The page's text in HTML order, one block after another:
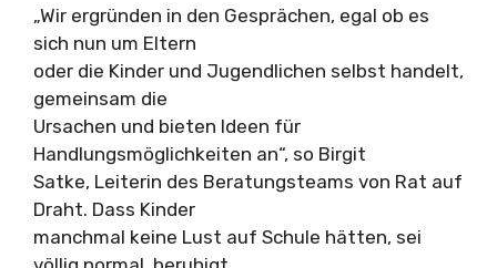
„Wir ergründen in den Gesprächen, egal ob es
sich nun um Eltern
oder die Kinder und Jugendlichen selbst handelt,
gemeinsam die
Ursachen und bieten Ideen für
Handlungsmöglichkeiten an“, so Birgit
Satke, Leiterin des Beratungsteams von Rat auf
Draht. Dass Kinder
manchmal keine Lust auf Schule hätten, sei